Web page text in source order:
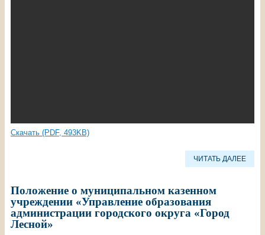
Скачать (PDF, 493KB)
ЧИТАТЬ ДАЛЕЕ
Положение о муниципальном казенном
учреждении «Управление образования
администрации городского округа «Город
Лесной»